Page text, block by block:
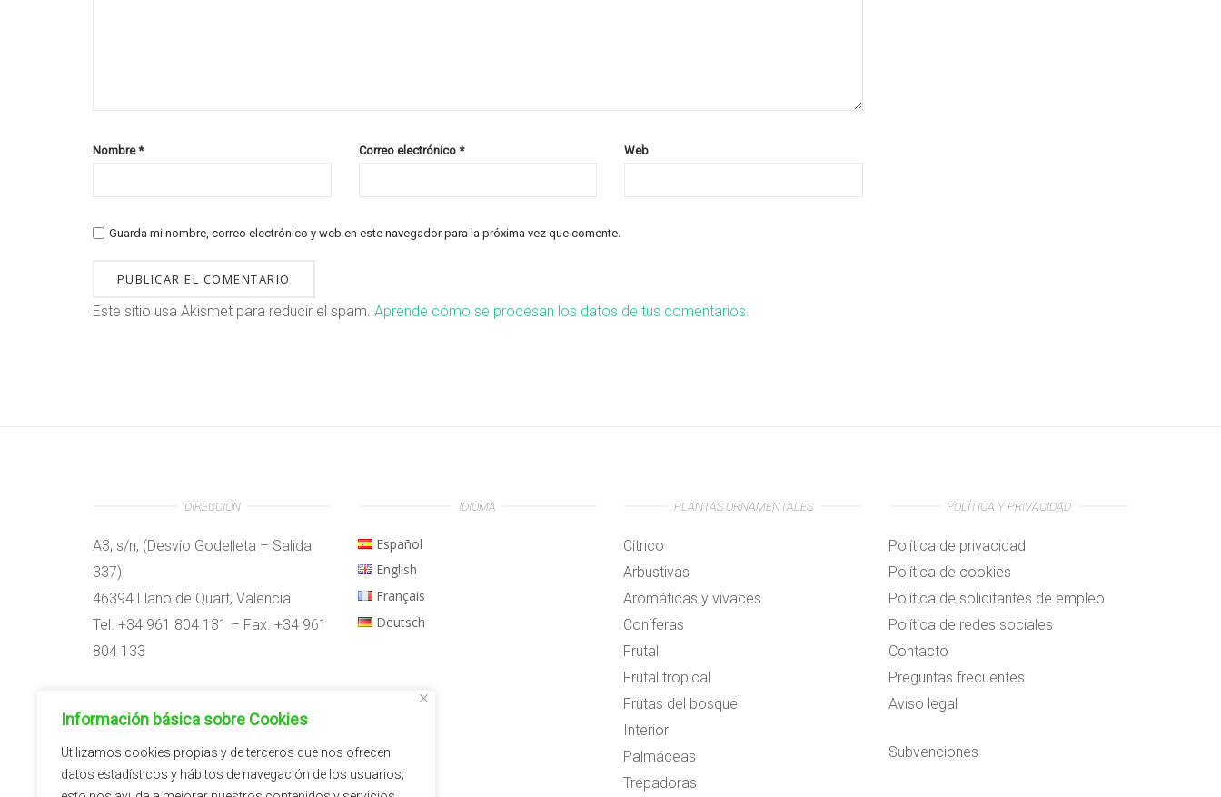
Información básica sobre Cookies
Utilizamos cookies propias y de terceros que nos ofrecen
datos estadísticos y hábitos de navegación de los usuarios;
Nombre* Correo electrónico * Web
Guarda mi nombre, correo electrónico y web en este navegador para la próxima vez que comente.
Este sitio usa Akismet para reducir el spam. Aprende cómo se procesan los datos de tus comentarios.
DIRECCIÓN
A3, s/n, (Desvío Godelleta – Salida
337)
46394 Llano de Quart, Valencia
Tel. +34 961 804 131 – Fax. +34 961
804 133
09:00h – 14:00h
15:00h – 18:00h
IDIOMA
Español
English
Français
Deutsch
PLANTAS ORNAMENTALES
Cítrico
Arbustivas
Aromáticas y vivaces
Coníferas
Frutal
Frutal tropical
Frutas del bosque
Interior
Palmáceas
Trepadoras
POLÍTICA Y PRIVACIDAD
Política de privacidad
Política de cookies
Política de solicitantes de empleo
Política de redes sociales
Contacto
Preguntas frecuentes
Aviso legal
Subvenciones